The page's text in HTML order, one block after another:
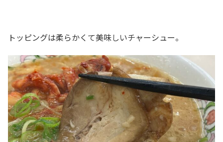
トッピングは柔らかくて美味しいチャーシュー。